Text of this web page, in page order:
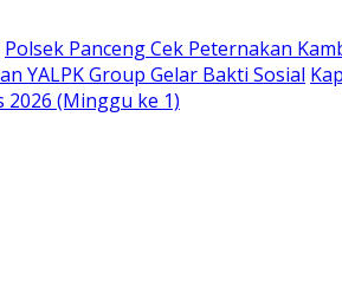
Polsek Panceng Cek Peternakan
YALPK Group Gelar Bakti Sosial
2026 (Minggu ke 1)